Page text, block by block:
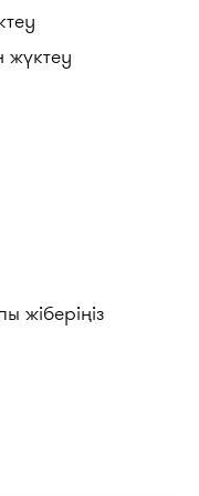
ТБД
және
жүктеу
жіберіңіз